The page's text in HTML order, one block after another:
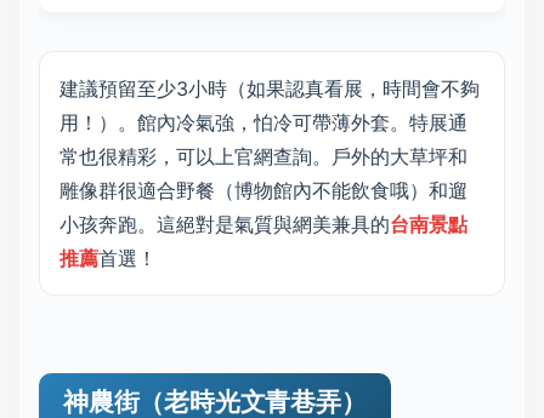
建議預留至少3小時（如果認真看展，時間會不夠
用！）。館內冷氣強，怕冷可帶薄外套。特展通
常也很精彩，可以上官網查詢。戶外的大草坪和
雕像群很適合野餐（博物館內不能飲食哦）和遛
小孩奔跑。這絕對是氣質與網美兼具的台南景點
推薦首選！
神農街（老時光文青巷弄）